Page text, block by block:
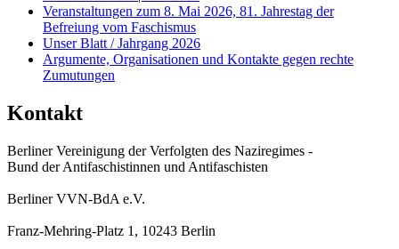
Veranstaltungen zum 8. Mai 2026, 81. Jahrestag der
Befreiung vom Faschismus
Unser Blatt / Jahrgang 2026
Argumente, Organisationen und Kontakte gegen rechte
Zumutungen
Kontakt
Berliner Vereinigung der Verfolgten des Naziregimes -
Bund der Antifaschistinnen und Antifaschisten
Berliner VVN-BdA e.V.
Franz-Mehring-Platz 1, 10243 Berlin